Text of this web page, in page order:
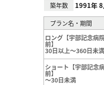
築年数 1991年
プラン名・期間
ロング【宇部記念病
前】
30日以上～360日未満
ショート【宇部記念
前】
～30日未満